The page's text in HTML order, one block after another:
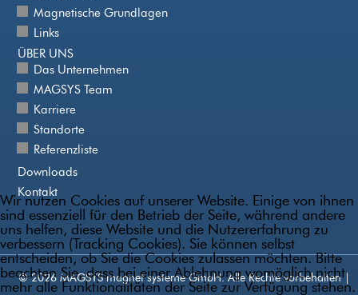
Magnetische Grundlagen
Links
ÜBER UNS
Das Unternehmen
MAGSYS Team
Karriere
Standorte
Referenzliste
Downloads
Kontakt
© 2026 MAGSYS magnet systeme GmbH. Alle Rechte vorbehalten |
Wir nutzen Cookies auf unserer Website. Einige von ihnen
sind essenziell für den Betrieb der Seite, während andere
uns helfen, diese Website und die Nutzererfahrung zu
verbessern (Tracking Cookies). Sie können selbst
entscheiden, ob Sie die Cookies zulassen möchten. Bitte
beachten Sie, dass bei einer Ablehnung womöglich nicht
mehr alle Funktionalitäten der Seite zur Verfügung stehen.